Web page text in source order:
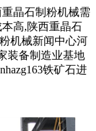
晶石制粉机械需
高,陕西重晶石
机械新闻中心河
装备制造业基地
铁矿石进